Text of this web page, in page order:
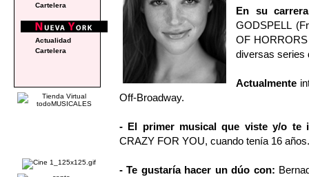
En su
GODSPELL
OF HORRORS
diversas series
Actualmente
Off-Broadway.
- El primer musical que viste y/o te
CRAZY FOR YOU, cuando tenía 16 años.
- Te gustaría hacer un dúo con:
Cartelera
Actualidad
Cartelera